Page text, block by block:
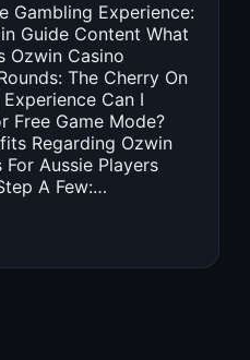
Gambling Experience:
Guide Content What
Ozwin Casino
The Cherry On
Can I
Free Game Mode?
Regarding Ozwin
Aussie Players
A Few:…